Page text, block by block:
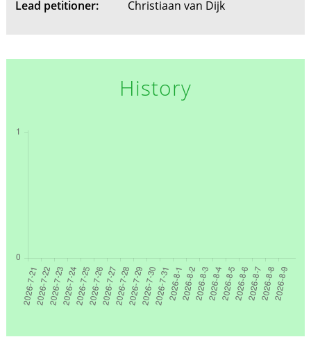
Lead petitioner:
Christiaan van Dijk
History